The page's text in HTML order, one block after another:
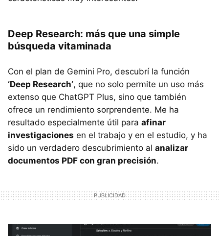
Deep Research: más que una simple
búsqueda vitaminada
Con el plan de Gemini Pro, descubrí la función
‘Deep Research’, que no solo permite un uso más
extenso que ChatGPT Plus, sino que también
ofrece un rendimiento sorprendente. Me ha
resultado especialmente útil para afinar
investigaciones en el trabajo y en el estudio, y ha
sido un verdadero descubrimiento al analizar
documentos PDF con gran precisión.